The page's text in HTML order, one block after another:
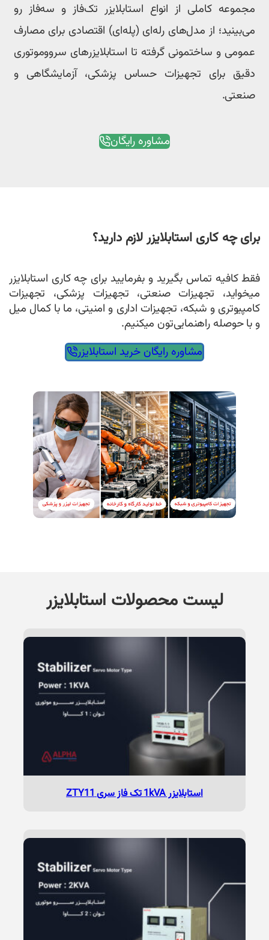
کاملی از انواع استابلایزر تک‌فاز و سه‌فاز رو
از مدل‌های رله‌ای (پله‌ای) اقتصادی برای مصارف
و ساختمونی گرفته تا استابلایزرهای سرووموتوری
برای تجهیزات حساس پزشکی، آزمایشگاهی و
مشاوره رایگان
چه کاری استابلایزر لازم دارید؟
کافیه تماس بگیرید و بفرمایید برای چه کاری استابلایزر
تجهیزات صنعتی، تجهیزات پزشکی، تجهیزات
و شبکه، تجهیزات اداری و امنیتی، ما با کمال میل
حوصله راهنمایی‌تون میکنیم.
مشاوره رایگان خرید استابلایزر
لیست محصولات استابلایزر
استابلایزر 1kVA تک فاز سری ZTY11